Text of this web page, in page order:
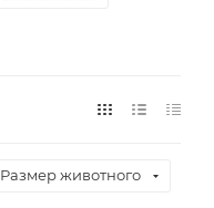
Размер животного